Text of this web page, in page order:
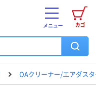
カゴ
メニュー
OAクリーナー/エアダス